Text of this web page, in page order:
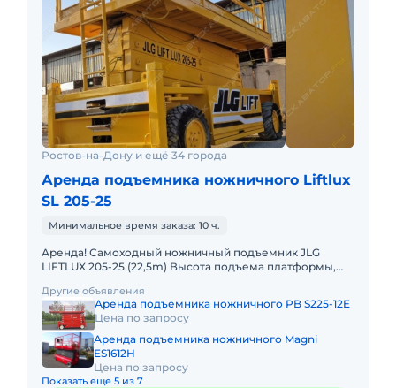
Ростов-на-Дону и ещё 34 города
Аренда подъемника ножничного Liftlux
SL 205-25
Минимальное время заказа: 10 ч.
Аренда! Самоходный ножничный подъемник JLG
LIFTLUX 205-25 (22,5m) Высота подъема платформы,
Выдвижная секция
Другие объявления
Аренда подъемника ножничного PB S225-12E
Цена по запросу
Аренда подъемника ножничного Magni
ES1612H
Цена по запросу
Показать еще 5 из 7